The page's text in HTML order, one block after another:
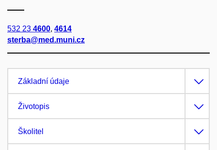
532 23 4600, 4614
sterba@med.muni.cz
Základní údaje
Životopis
Školitel